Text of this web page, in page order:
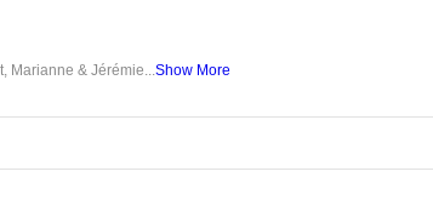
Marianne & Jérémie...Show More